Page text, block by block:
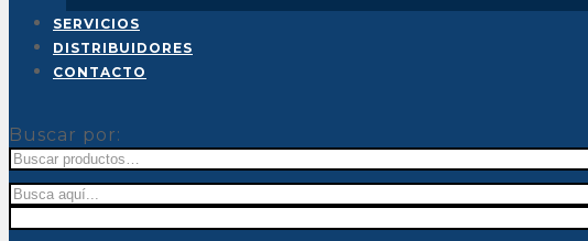
SERVICIOS
DISTRIBUIDORES
CONTACTO
Buscar por: